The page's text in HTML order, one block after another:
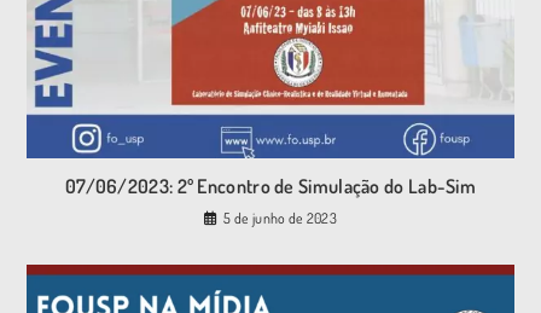
07/06/2023: 2º Encontro de Simulação do Lab-Sim
5 de junho de 2023